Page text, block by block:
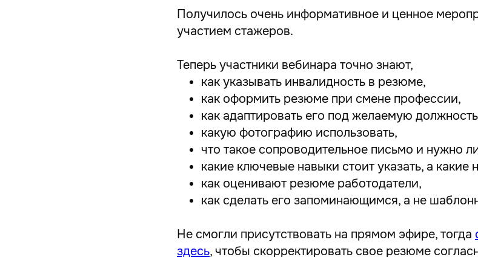
Получилось очень информативное и ценное
участием стажеров.
Теперь участники вебинара точно знают,
как указывать инвалидность в резюме,
как оформить резюме при смене профессии,
как адаптировать его под желаемую должность
какую фотографию использовать,
что такое сопроводительное письмо и нужно
какие ключевые навыки стоит указать, а какие
как оценивают резюме работодатели,
как сделать его запоминающимся, а не
Не смогли присутствовать на прямом эфире, тогда
здесь, чтобы скорректировать свое резюме